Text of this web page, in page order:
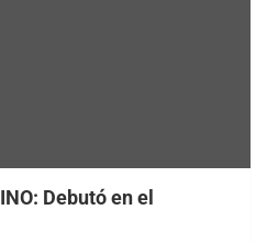
Debutó en el